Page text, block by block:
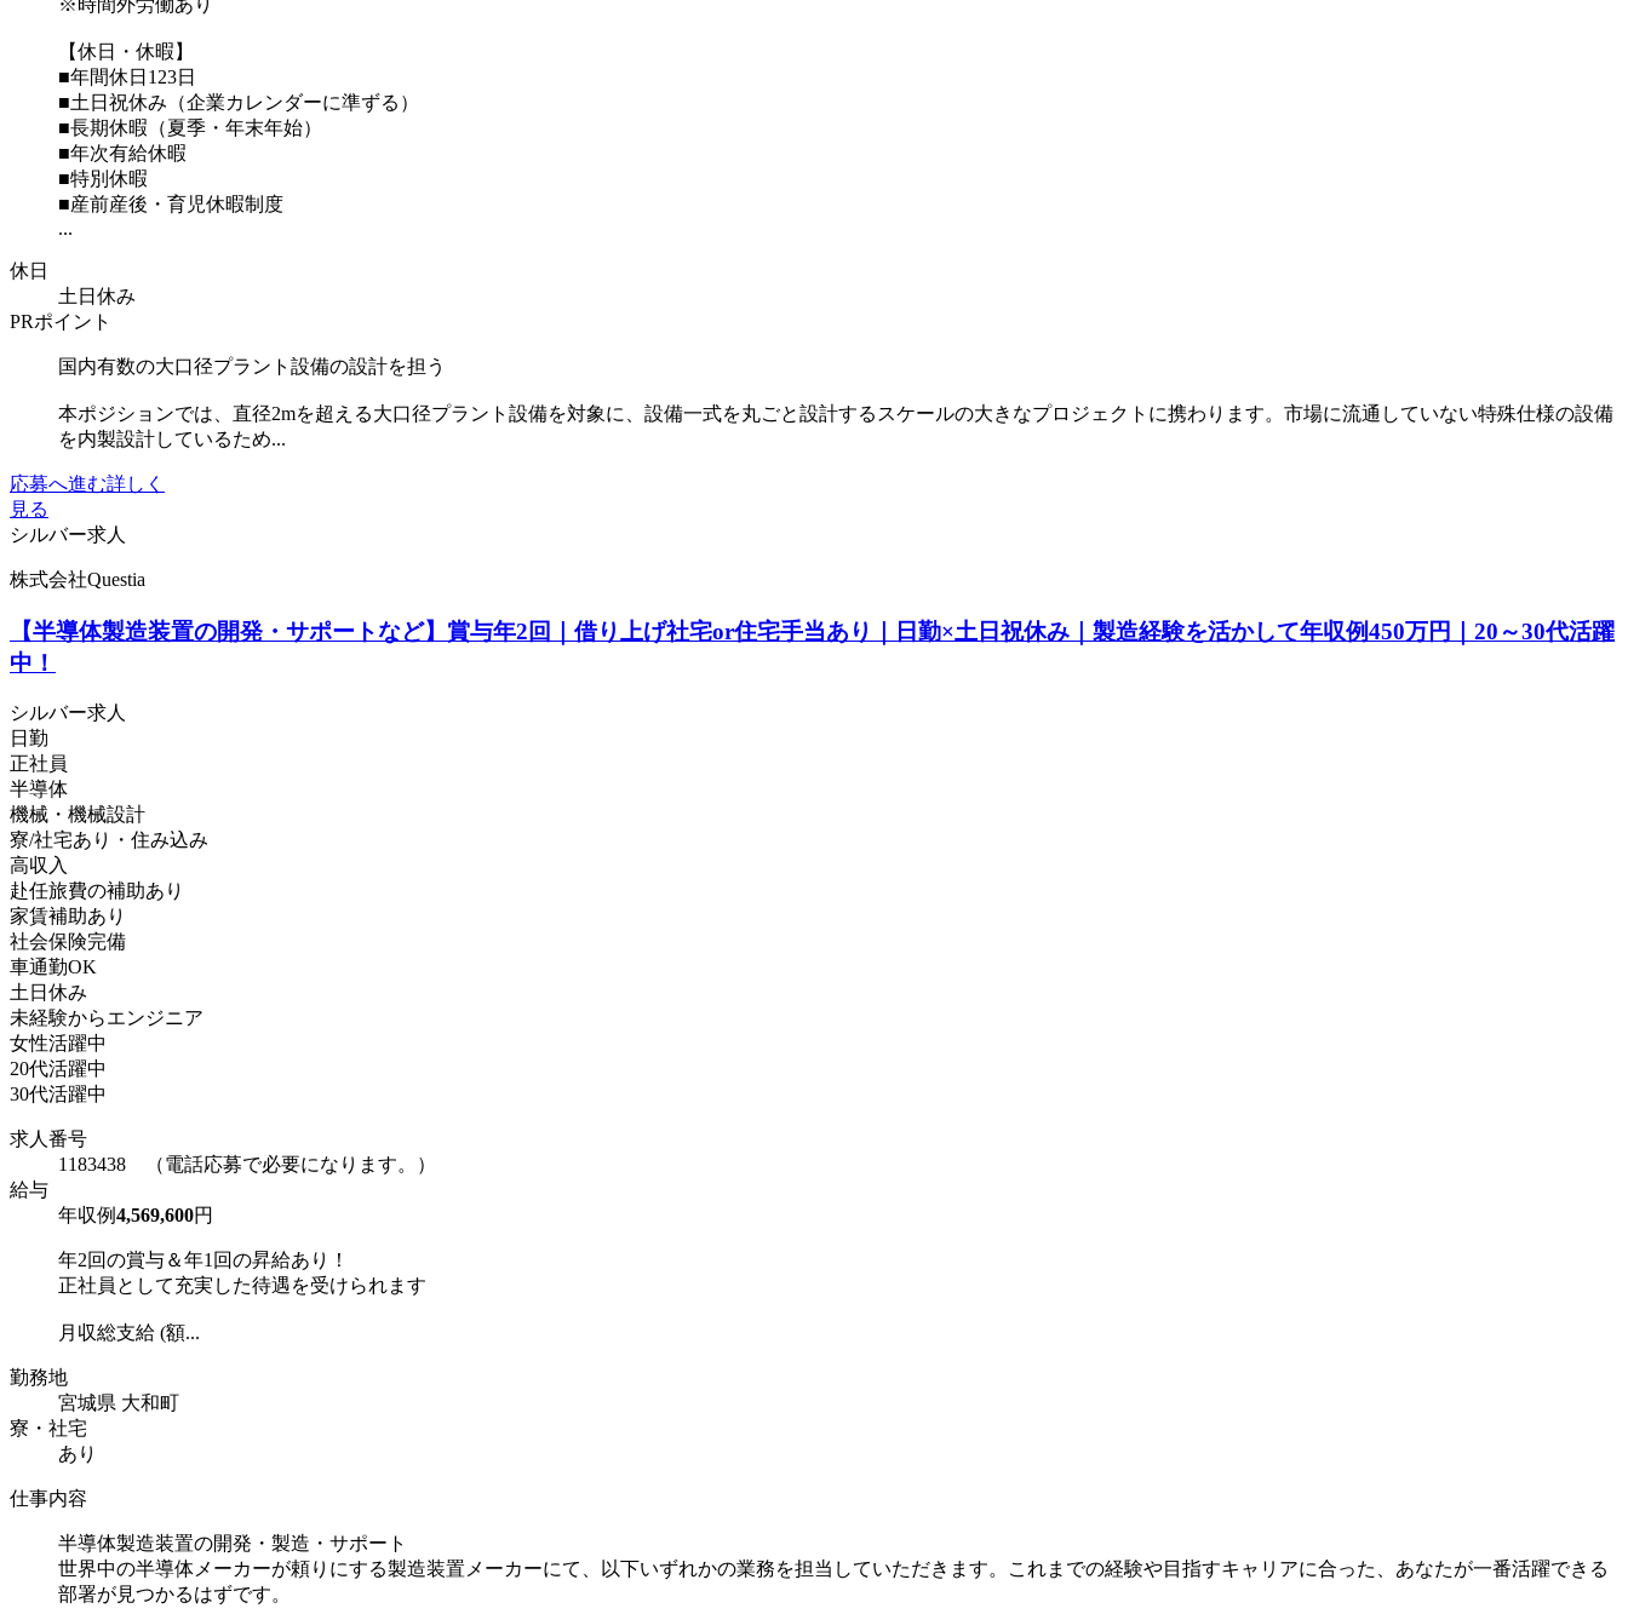
【休日・休暇】
■年間休日123日
■土日祝休み（企業カレンダーに準ずる）
■長期休暇（夏季・年末年始）
■年次有給休暇
■特別休暇
■産前産後・育児休暇制度
...
休日
土日休み
PRポイント
国内有数の大口径プラント設備の設計を担う
本ポジションでは、直径2mを超える大口径プラント設備を対象に、設備一式を丸ごと設計するスケールの大きなプロジェクトに携わります。市場に流通していない特殊仕様の設備
を内製設計しているため...
応募へ進む詳しく
見る
シルバー求人
株式会社Questia
【半導体製造装置の開発・サポートなど】賞与年2回｜借り上げ社宅or住宅手当あり｜日勤×土日祝休み｜製造経験を活かして年収例450万円｜20～30代活躍
中！
シルバー求人
日勤
正社員
半導体
機械・機械設計
寮/社宅あり・住み込み
高収入
赴任旅費の補助あり
家賃補助あり
社会保険完備
車通勤OK
土日休み
未経験からエンジニア
女性活躍中
20代活躍中
30代活躍中
求人番号
1183438 （電話応募で必要になります。）
給与
年収例4,569,600円
年2回の賞与＆年1回の昇給あり！
正社員として充実した待遇を受けられます
月収総支給 (額...
勤務地
宮城県 大和町
寮・社宅
あり
仕事内容
半導体製造装置の開発・製造・サポート
世界中の半導体メーカーが頼りにする製造装置メーカーにて、以下いずれかの業務を担当していただきます。これまでの経験や目指すキャリアに合った、あなたが一番活躍できる
部署が見つかるはずです。